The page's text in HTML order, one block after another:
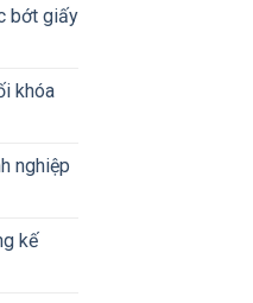
bớt giấy
khóa
nghiệp
kế